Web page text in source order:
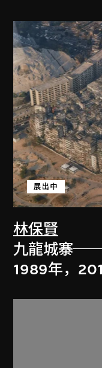
林保賢
展出中
九龍城寨──
1989年，